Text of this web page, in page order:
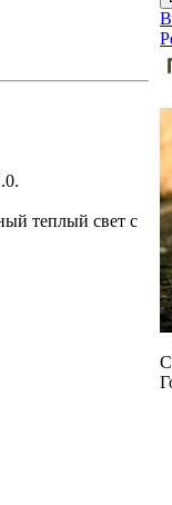
теплый свет с